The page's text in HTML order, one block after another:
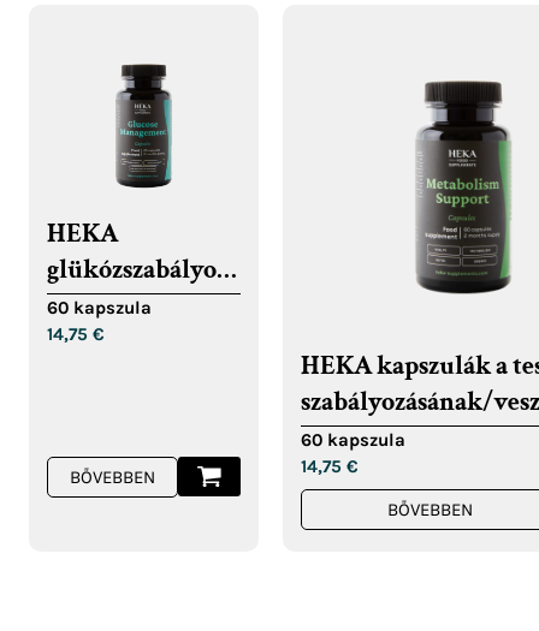
HEKA
glükózszabályozó
kapszulák
60 kapszula
14,75 €
BŐVEBBEN
HEKA kapszulák a
szabályozásának/
támogatására
60 kapszula
14,75 €
BŐVEBBEN